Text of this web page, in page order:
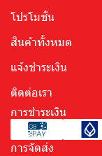
โปรโมชั่น
สินค้าทั้งหมด
แจ้งชำระเงิน
ติดต่อเรา
การชำระเงิน
การจัดส่ง